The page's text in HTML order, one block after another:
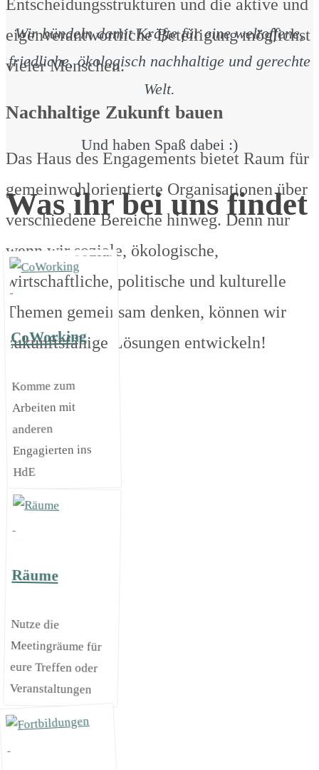
Entscheidungsstrukturen und die aktive und
eigenverantwortliche Beteiligung möglichst
vieler Menschen.
Nachhaltige Zukunft bauen
Das Haus des Engagements bietet Raum für
gemeinwohlorientierte Organisationen über
verschiedene Bereiche hinweg. Denn nur
wenn wir soziale, ökologische,
wirtschaftliche, politische und kulturelle
Themen gemeinsam denken, können wir
zukunftsfähige Lösungen entwickeln!
Wir bündeln damit Kräfte für eine weltoffene,
friedliche, ökologisch nachhaltige und gerechte
Welt.
Und haben Spaß dabei :)
Was ihr bei uns findet
CoWorking
Komme zum
Arbeiten mit
anderen
Engagierten ins
HdE
Räume
Nutze die
Meetingräume für
eure Treffen oder
Veranstaltungen